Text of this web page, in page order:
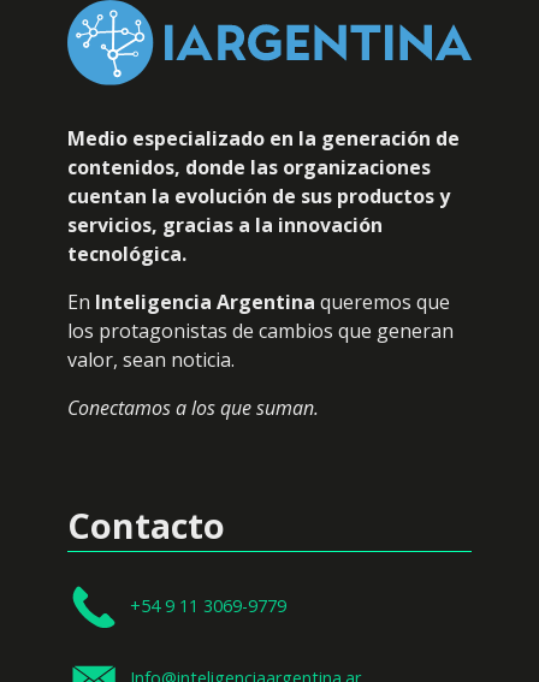
Medio especializado en la generación de
contenidos, donde las organizaciones
cuentan la evolución de sus productos y
servicios, gracias a la innovación
tecnológica.
En Inteligencia Argentina queremos que
los protagonistas de cambios que generan
valor, sean noticia.
Conectamos a los que suman.
Contacto
+54 9 11 3069-9779
Info@inteligenciaargentina.ar